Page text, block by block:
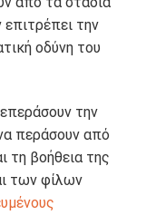
την
οδύνη του
την
περάσουν από
τη βοήθεια της
των φίλων